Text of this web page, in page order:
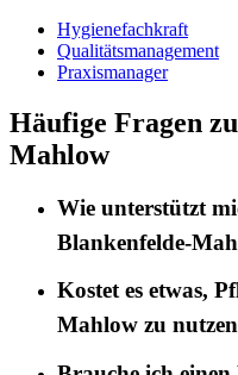
Hygienefachkraft
Qualitätsmanagement
Praxismanager
Häufige Fragen
Mahlow
Wie unterstützt
Blankenfelde-
Kostet es etwas,
Mahlow zu